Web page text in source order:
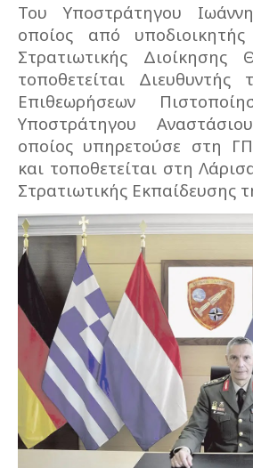
Του Υποστράτηγου
οποίος από
Στρατιωτικής Διοίκησης
τοποθετείται Διευθυντής
Επιθεωρήσεων
Υποστράτηγου
οποίος υπηρετούσε στη
και τοποθετείται στη
Στρατιωτικής Εκπαίδευσης